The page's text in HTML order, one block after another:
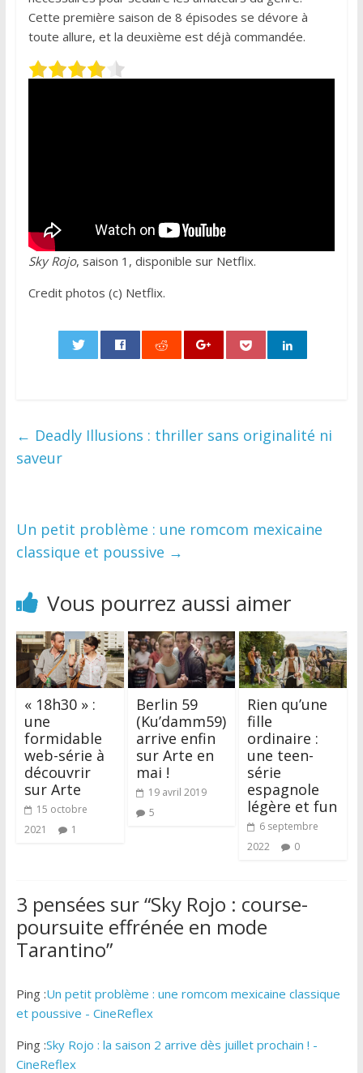
Cette première saison de 8 épisodes se dévore à
toute allure, et la deuxième est déjà commandée.
Sky Rojo, saison 1, disponible sur Netflix.
Credit photos (c) Netflix.
← Deadly Illusions : thriller sans originalité ni
saveur
Un petit problème : une romcom mexicaine
classique et poussive →
Vous pourrez aussi aimer
« 18h30 » :
une
formidable
web-série à
découvrir
sur Arte
15 octobre
2021
1
Berlin 59
(Ku’damm59)
arrive enfin
sur Arte en
mai !
19 avril 2019
5
Rien qu’une
fille
ordinaire :
une teen-
série
espagnole
légère et fun
6 septembre
2022
0
3 pensées sur “Sky Rojo : course-
poursuite effrénée en mode
Tarantino”
Ping :Un petit problème : une romcom mexicaine classique
et poussive - CineReflex
Ping :Sky Rojo : la saison 2 arrive dès juillet prochain ! -
CineReflex